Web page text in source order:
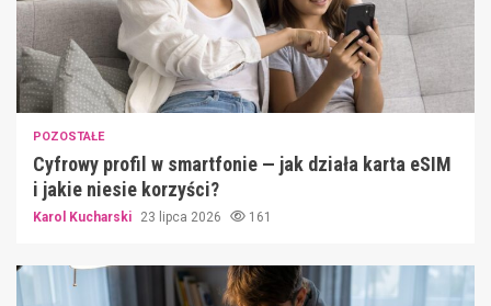
POZOSTAŁE
Cyfrowy profil w smartfonie — jak działa karta eSIM
i jakie niesie korzyści?
Karol Kucharski 23 lipca 2026 161